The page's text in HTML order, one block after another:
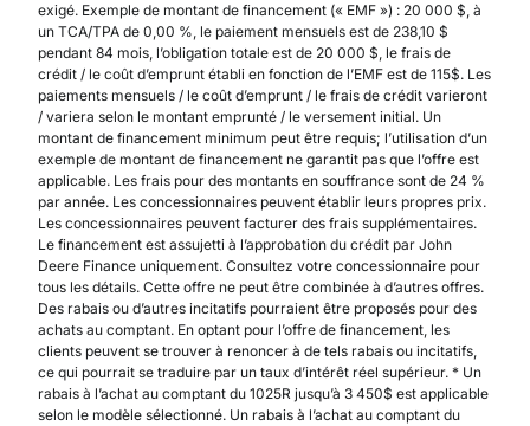
exigé. Exemple de montant de financement (« EMF ») : 20 000 $, à
un TCA/TPA de 0,00 %, le paiement mensuels est de 238,10 $
pendant 84 mois, l’obligation totale est de 20 000 $, le frais de
crédit / le coût d’emprunt établi en fonction de l’EMF est de 115$. Les
paiements mensuels / le coût d’emprunt / le frais de crédit varieront
/ variera selon le montant emprunté / le versement initial. Un
montant de financement minimum peut être requis; l’utilisation d’un
exemple de montant de financement ne garantit pas que l’offre est
applicable. Les frais pour des montants en souffrance sont de 24 %
par année. Les concessionnaires peuvent établir leurs propres prix.
Les concessionnaires peuvent facturer des frais supplémentaires.
Le financement est assujetti à l’approbation du crédit par John
Deere Finance uniquement. Consultez votre concessionnaire pour
tous les détails. Cette offre ne peut être combinée à d’autres offres.
Des rabais ou d’autres incitatifs pourraient être proposés pour des
achats au comptant. En optant pour l’offre de financement, les
clients peuvent se trouver à renoncer à de tels rabais ou incitatifs,
ce qui pourrait se traduire par un taux d’intérêt réel supérieur. * Un
rabais à l’achat au comptant du 1025R jusqu’à 3 450$ est applicable
selon le modèle sélectionné. Un rabais à l’achat au comptant du